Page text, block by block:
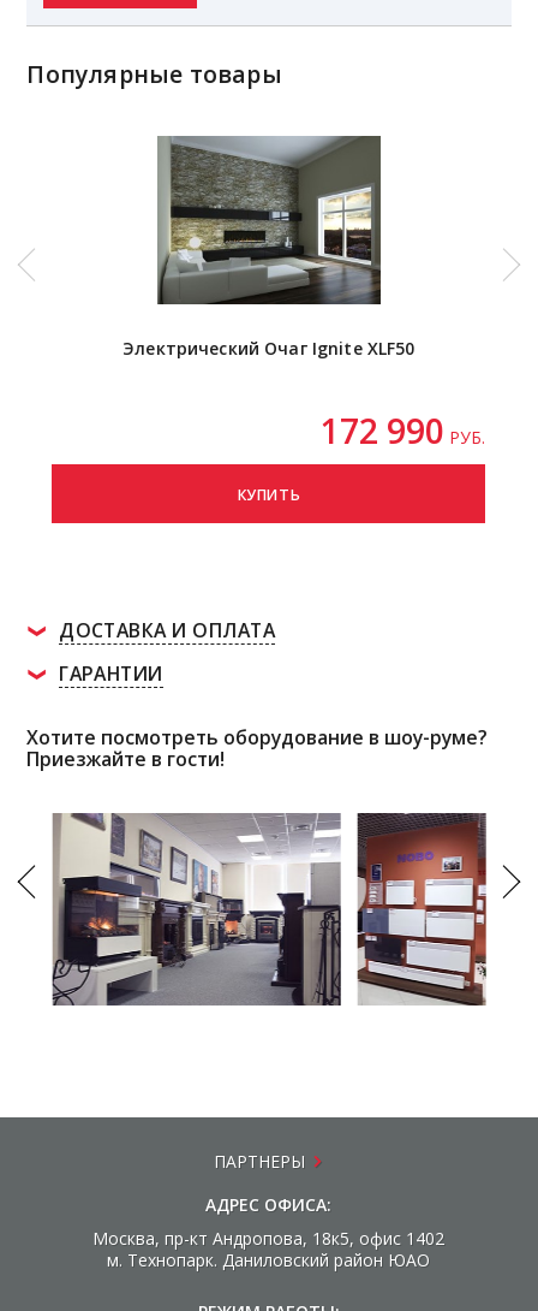
Популярные товары
Электрический Очаг Ignite XLF50
172 990 РУБ.
КУПИТЬ
ДОСТАВКА И ОПЛАТА
ГАРАНТИИ
Хотите посмотреть оборудование в шоу-руме?
Приезжайте в гости!
ПАРТНЕРЫ
АДРЕС ОФИСА:
Москва, пр-кт Андропова, 18к5, офис 1402
м. Технопарк. Даниловский район ЮАО